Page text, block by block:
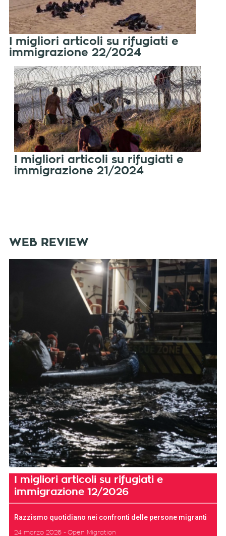
I migliori articoli su rifugiati e
immigrazione 22/2024
I migliori articoli su rifugiati e
immigrazione 21/2024
WEB REVIEW
I migliori articoli su rifugiati e
immigrazione 12/2026
Razzismo quotidiano nei confronti delle persone migranti
24 marzo 2026 Open Migration